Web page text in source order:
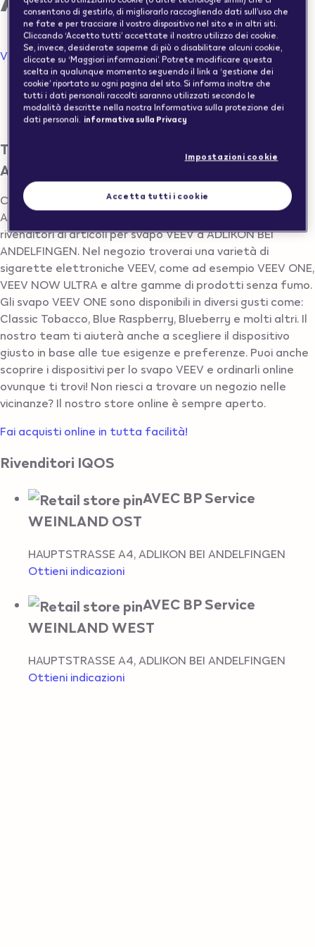
Visualizzazione della mappa
Negozi per lo svapo in Svizzera
ADLIKON BEI ANDELFINGEN
Trovare un Vape Store a ADLIKON BEI
ANDELFINGEN
Cerchi un negozio per lo svapo a ADLIKON BEI
ANDELFINGEN? Di seguito trovi l’elenco di tutti i
rivenditori di articoli per svapo VEEV a ADLIKON BEI
ANDELFINGEN. Nel negozio troverai una varietà di
sigarette elettroniche VEEV, come ad esempio VEEV ONE,
VEEV NOW ULTRA e altre gamme di prodotti senza fumo.
Gli svapo VEEV ONE sono disponibili in diversi gusti come:
Classic Tobacco, Blue Raspberry, Blueberry e molti altri. Il
nostro team ti aiuterà anche a scegliere il dispositivo
giusto in base alle tue esigenze e preferenze. Puoi anche
scoprire i dispositivi per lo svapo VEEV e ordinarli online
ovunque ti trovi! Non riesci a trovare un negozio nelle
vicinanze? Il nostro store online è sempre aperto.
Fai acquisti online in tutta facilità!
Rivenditori IQOS
AVEC BP Service
WEINLAND OST
HAUPTSTRASSE A4,ADLIKON BEI ANDELFINGEN
Ottieni indicazioni
AVEC BP Service
WEINLAND WEST
HAUPTSTRASSE A4,ADLIKON BEI ANDELFINGEN
Ottieni indicazioni
consentono di gestirlo, di migliorarlo raccogliendo dati sull’uso che
ne fate e per tracciare il vostro dispositivo nel sito e in altri siti.
Cliccando ‘Accetto tutti’ accettate il nostro utilizzo dei cookie.
Se, invece, desiderate saperne di più o disabilitare alcuni cookie,
cliccate su ‘Maggiori informazioni’. Potrete modificare questa
scelta in qualunque momento seguendo il link a ‘gestione dei
cookie’ riportato su ogni pagina del sito. Si informa inoltre che
tutti i dati personali raccolti saranno utilizzati secondo le
modalità descritte nella nostra Informativa sulla protezione dei
dati personali. informativa sulla Privacy
Impostazioni cookie
Accetta tutti i cookie